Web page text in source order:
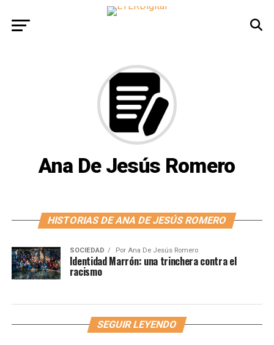
Ana De Jesús Romero
HISTORIAS DE ANA DE JESÚS ROMERO
SOCIEDAD Por Ana De Jesús Romero
Identidad Marrón: una trinchera contra el
racismo
SEGUIR LEYENDO